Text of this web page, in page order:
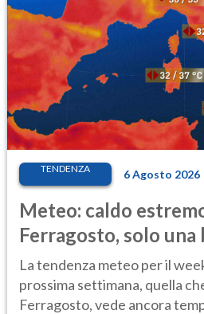
TENDENZA 6 Agosto 2026
Meteo: caldo
Ferragosto, solo una
Ecco dove
La tendenza meteo per il
prossima settimana, quella
Ferragosto, vede ancora